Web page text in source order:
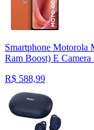
Smartphone Motorola
Ram Boost) E
R$ 588,99